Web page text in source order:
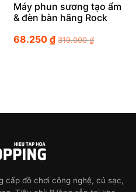
Máy phun sương tạo ẩm
& đèn bàn hãng Rock
68.250₫ 319.000₫
cấp đồ chơi công nghệ, củ sạc,